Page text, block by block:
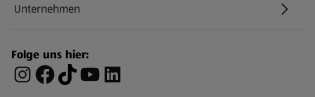
Unternehmen
Folge uns hier: